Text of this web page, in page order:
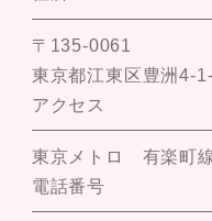
〒135-0061
東京都江東区豊洲4-
アクセス
東京メトロ 有楽町
電話番号